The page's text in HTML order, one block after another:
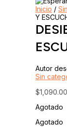
Inicio /
Y
Autor
Sin
$1,090.00
Agotado
Agotado